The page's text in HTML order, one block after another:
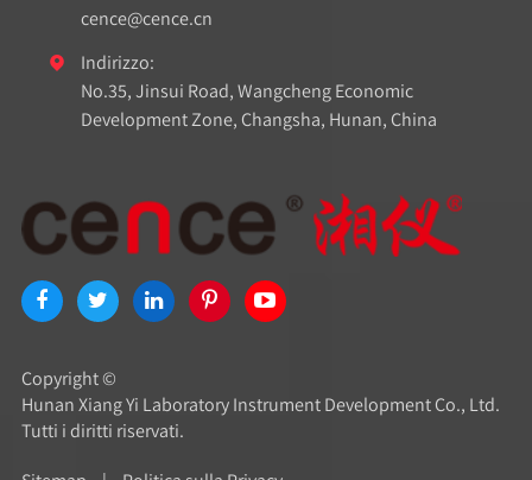
cence@cence.cn

Indirizzo:
No.35, Jinsui Road, Wangcheng Economic
Development Zone, Changsha, Hunan, China
Copyright ©
Hunan Xiang Yi Laboratory Instrument Development Co., Ltd.
Tutti i diritti riservati.